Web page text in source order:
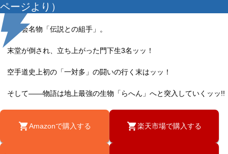
ページより）
神心会名物「伝説との組手」。
末堂が倒され、立ち上がった門下生3名ッッ！
空手道史上初の「一対多」の闘いの行く末はッッ！
そして――物語は地上最強の生物「らへん」へと突入していくッッ!!
Amazonで購入する 楽天市場で購入する